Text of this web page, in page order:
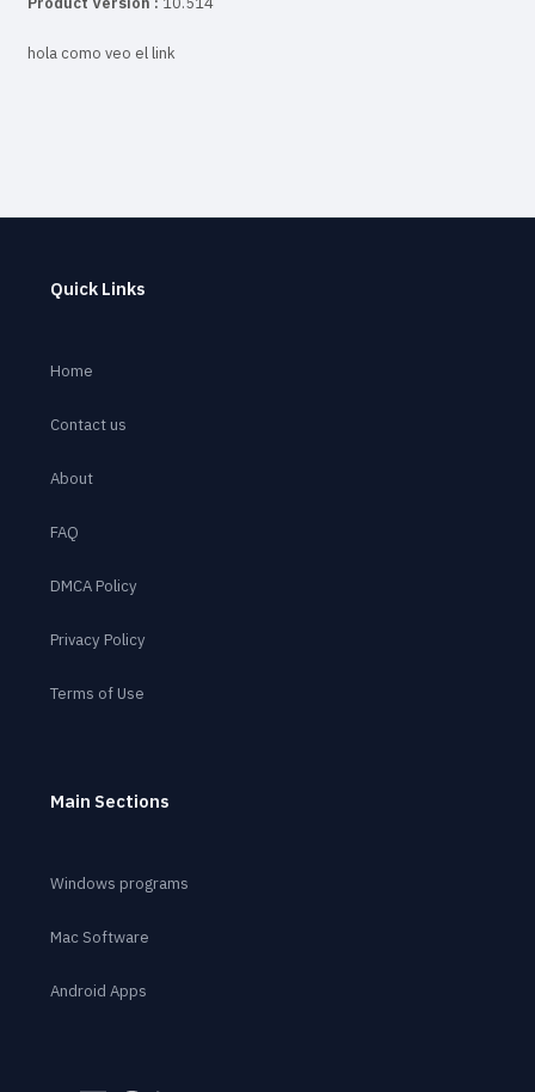
hola como veo el link
Quick Links
Home
Contact us
About
FAQ
DMCA Policy
Privacy Policy
Terms of Use
Main Sections
Windows programs
Mac Software
Android Apps